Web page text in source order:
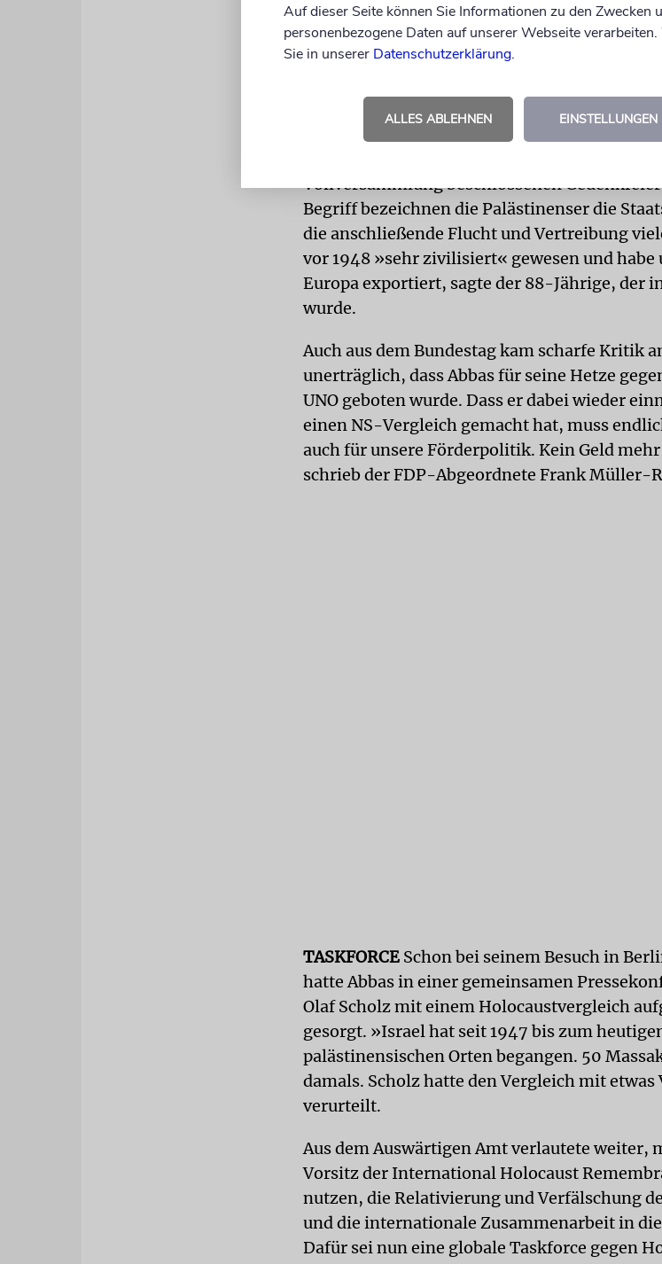
angezweifelt und auch die Existenz des
Abbas forderte ferner die Vereinten Nationen
Vollversammlung beschlossenen
Begriff bezeichnen die Palästinenser die
die anschließende Flucht und Vertreibung
vor 1948 »sehr zivilisiert« gewesen und habe
Europa exportiert, sagte der 88-Jährige, der
wurde.
Auch aus dem Bundestag kam scharfe Kritik
unerträglich, dass Abbas für seine Hetze
UNO geboten wurde. Dass er dabei wieder
einen NS-Vergleich gemacht hat, muss
auch für unsere Förderpolitik. Kein Geld
schrieb der FDP-Abgeordnete Frank Müller-
TASKFORCE Schon bei seinem Besuch in
hatte Abbas in einer gemeinsamen
Olaf Scholz mit einem Holocaustvergleich
gesorgt. »Israel hat seit 1947 bis zum
palästinensischen Orten begangen. 50
damals. Scholz hatte den Vergleich mit etwas
verurteilt.
Aus dem Auswärtigen Amt verlautete weiter,
Vorsitz der International Holocaust
nutzen, die Relativierung und Verfälschung
und die internationale Zusammenarbeit in
Dafür sei nun eine globale Taskforce gegen
Auf dieser Seite können Sie Informationen zu den Zwecken
personenbezogene Daten auf unserer Webseite
Sie in unserer Datenschutzerklärung.
ALLES ABLEHNEN EINSTELLUNGEN